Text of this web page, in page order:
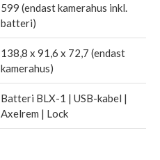
599 (endast kamerahus inkl.
batteri)
138,8 x 91,6 x 72,7 (endast
kamerahus)
Batteri BLX-1 | USB-kabel |
Axelrem | Lock